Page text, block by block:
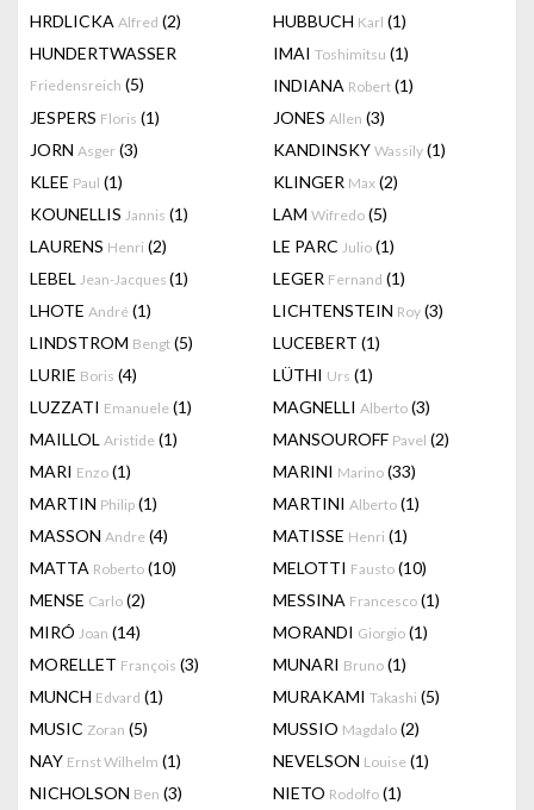
HRDLICKA Alfred (2) HUBBUCH Karl (1)
HUNDERTWASSER
Friedensreich (5)
IMAI Toshimitsu (1)
INDIANA Robert (1)
JESPERS Floris (1) JONES Allen (3)
JORN Asger (3) KANDINSKY Wassily (1)
KLEE Paul (1) KLINGER Max (2)
KOUNELLIS Jannis (1) LAM Wifredo (5)
LAURENS Henri (2) LE PARC Julio (1)
LEBEL Jean-Jacques (1) LEGER Fernand (1)
LHOTE André (1) LICHTENSTEIN Roy (3)
LINDSTROM Bengt (5) LUCEBERT (1)
LURIE Boris (4) LÜTHI Urs (1)
LUZZATI Emanuele (1) MAGNELLI Alberto (3)
MAILLOL Aristide (1) MANSOUROFF Pavel (2)
MARI Enzo (1) MARINI Marino (33)
MARTIN Philip (1) MARTINI Alberto (1)
MASSON Andre (4) MATISSE Henri (1)
MATTA Roberto (10) MELOTTI Fausto (10)
MENSE Carlo (2) MESSINA Francesco (1)
MIRÓ Joan (14) MORANDI Giorgio (1)
MORELLET François (3) MUNARI Bruno (1)
MUNCH Edvard (1) MURAKAMI Takashi (5)
MUSIC Zoran (5) MUSSIO Magdalo (2)
NAY Ernst Wilhelm (1) NEVELSON Louise (1)
NICHOLSON Ben (3) NIETO Rodolfo (1)